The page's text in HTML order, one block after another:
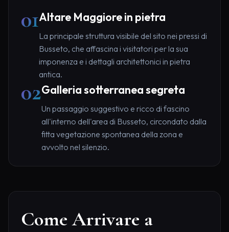
01Altare Maggiore in pietra
La principale struttura visibile del sito nei pressi di
Busseto, che affascina i visitatori per la sua
imponenza e i dettagli architettonici in pietra
antica.
02Galleria sotterranea segreta
Un passaggio suggestivo e ricco di fascino
all'interno dell'area di Busseto, circondato dalla
fitta vegetazione spontanea della zona e
avvolto nel silenzio.
Come Arrivare a